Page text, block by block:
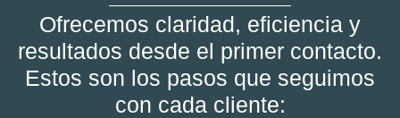
Ofrecemos claridad, eficiencia y
resultados desde el primer contacto.
Estos son los pasos que seguimos
con cada cliente: